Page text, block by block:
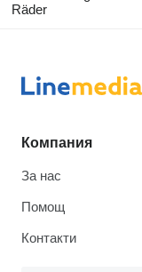
Räder
Компания
За нас
Помощ
Контакти